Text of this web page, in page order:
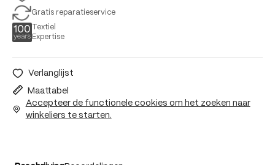
Gratis reparatieservice
Textiel
Expertise
Verlanglijst
Maattabel
Accepteer de functionele cookies om het zoeken naar
winkeliers te starten.